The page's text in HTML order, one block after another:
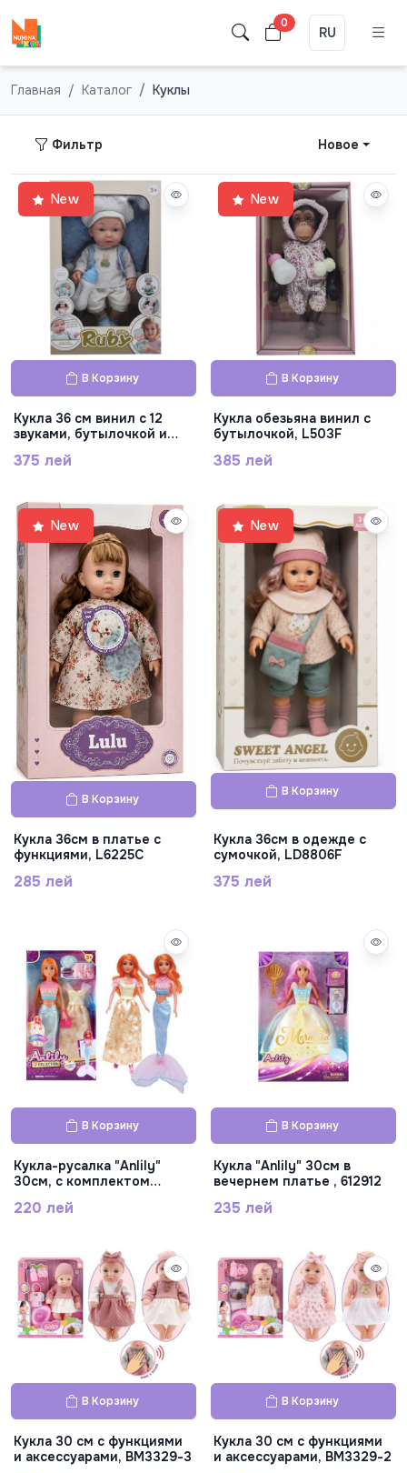
0
RU
Главная Каталог Куклы
Фильтр Новое
New
В Корзину
Кукла 36 см винил с 12
звуками, бутылочкой и
375 лей
New
В Корзину
Кукла обезьяна винил с
бутылочкой, L503F
385 лей
New
В Корзину
Кукла 36см в платье с
функциями, L6225C
285 лей
New
В Корзину
Кукла 36см в одежде с
сумочкой, LD8806F
375 лей
В Корзину
Кукла-русалка "Anlily"
30см, с комплектом
220 лей
В Корзину
Кукла "Anlily" 30см в
вечернем платье , 612912
235 лей
В Корзину
Кукла 30 см с функциями
и аксессуарами, BM3329-3
В Корзину
Кукла 30 см с функциями
и аксессуарами, BM3329-2